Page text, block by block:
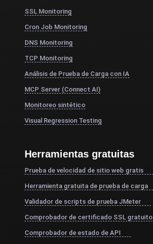
SSL Monitoring
Cron Job Monitoring
DNS Monitoring
TCP Monitoring
Análisis de Prueba de Carga con IA
MCP Server (Connect AI)
Monitoreo sintético
Visual Regression Testing
Herramientas gratuitas
Prueba de velocidad de sitio web gratis
Herramienta gratuita de prueba de carga
Validador de scripts de prueba JMeter
Comprobador de certificado SSL gratuito
Comprobador de estado de API